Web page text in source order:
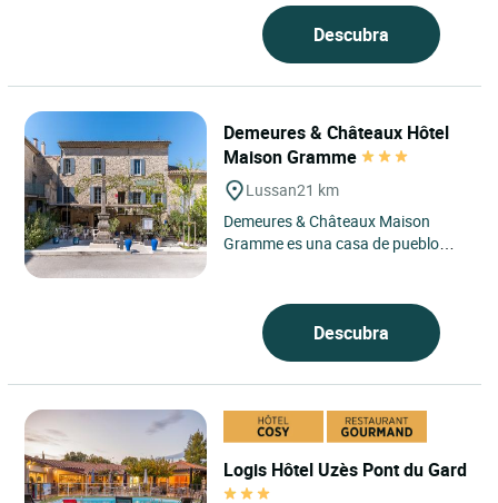
Descubra
Demeures & Châteaux Hôtel
Maison Gramme
Lussan21 km
Demeures & Châteaux Maison
Gramme es una casa de pueblo
Descubra
Logis Hôtel Uzès Pont du Gard